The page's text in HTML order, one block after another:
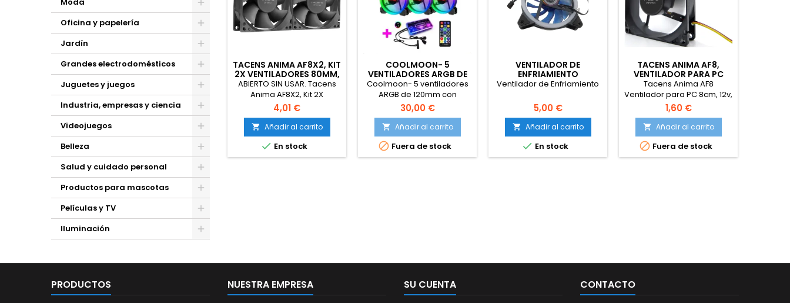
Oficina y papelería
Jardín
Grandes electrodomésticos
Juguetes y juegos
Industria, empresas y ciencia
Videojuegos
Belleza
Salud y cuidado personal
Productos para mascotas
Películas y TV
Iluminación
TACENS ANIMA AF8X2, KIT
2X VENTILADORES 80MM,
FUNCIONAMIENTO
ULTRASILENCIOSO
ABIERTO SIN USAR. Tacens
Anima AF8X2, Kit 2X
Ventiladores 80mm,
Funcionamiento
Ultrasilencioso,
Rodamientos FLUXUS, Flujo
de Aire Optimizado,
Estructura Reforzada
4,01 €
 Añadir al carrito
 En stock
COOLMOON- 5
VENTILADORES ARGB DE
120MM CON
CONTROLADOR DE
MÚSICA
Coolmoon- 5 ventiladores
ARGB de 120mm con
controlador de música,
Enfriador de ordenador con
carcasa RGB, 6 pines,
compatible con AURA SYNC
30,00 €
 Añadir al carrito
 Fuera de stock
VENTILADOR DE
ENFRIAMIENTO
Ventilador de Enfriamiento
5,00 €
 Añadir al carrito
 En stock
TACENS ANIMA AF8,
VENTILADOR PARA PC
8CM, 12V
Tacens Anima AF8
Ventilador para PC 8cm, 12v,
14dB, 7 Aspas, 1800 RPM,
Negro
1,60 €
 Añadir al carrito
 Fuera de stock
PRODUCTOS NUESTRA EMPRESA SU CUENTA CONTACTO